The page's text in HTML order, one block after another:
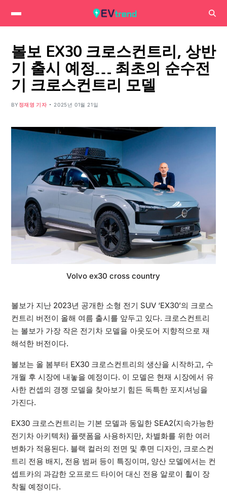
볼보 EX30 크로스컨트리, 상반
기 출시 예정… 최초의 순수전
기 크로스컨트리 모델
BY 정재영 기자 2025년 01월 21일
Volvo ex30 cross country
볼보가 지난 2023년 공개한 소형 전기 SUV ‘EX30’의 크로스
컨트리 버전이 올해 여름 출시를 앞두고 있다. 크로스컨트리
는 볼보가 가장 작은 전기차 모델을 아웃도어 지향적으로 재
해석한 버전이다.
볼보는 올 봄부터 EX30 크로스컨트리의 생산을 시작하고, 수
개월 후 시장에 내놓을 예정이다. 이 모델은 현재 시장에서 유
사한 컨셉의 경쟁 모델을 찾아보기 힘든 독특한 포지셔닝을
가진다.
EX30 크로스컨트리는 기본 모델과 동일한 SEA2(지속가능한
전기차 아키텍처) 플랫폼을 사용하지만, 차별화를 위한 여러
변화가 적용된다. 블랙 컬러의 전면 및 후면 디자인, 크로스컨
트리 전용 배지, 전용 범퍼 등이 특징이며, 양산 모델에서는 컨
셉트카의 과감한 오프로드 타이어 대신 전용 알로이 휠이 장
착될 예정이다.